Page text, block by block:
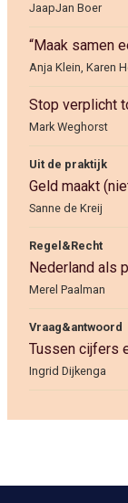
JaapJan Boer
“Maak samen
Anja Klein, Karen
Stop verplicht
Mark Weghorst
Uit de praktijk
Geld maakt
Sanne de Kreij
Regel&Recht
Nederland als
Merel Paalman
Vraag&antwoord
Tussen cijfers
Ingrid Dijkenga